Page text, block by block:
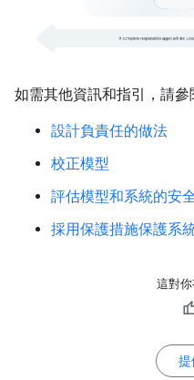
如需其他資訊和指引，請參
設計負責任的做法
校正模型
評估模型和系統的安
採用保護措施保護系
這對你
提